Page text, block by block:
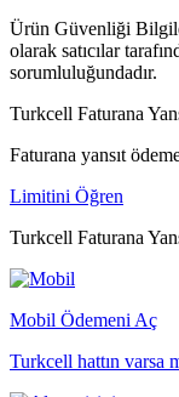
Ürün Güvenliği
olarak satıcılar
sorumluluğundadır.
Turkcell Faturana
Faturana yansıt
Limitini Öğren
Turkcell Faturana
Mobil Ödemeni Aç
Turkcell hattın varsa